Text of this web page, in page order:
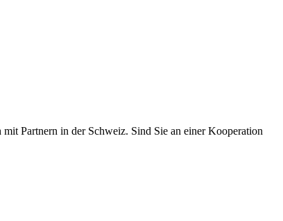
Partnern in der Schweiz. Sind Sie an einer Kooperation